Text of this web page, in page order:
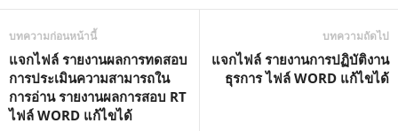
บทความก่อนหน้านี้
แจกไฟล์ รายงานผลการทดสอบ
การประเมินความสามารถใน
การอ่าน รายงานผลการสอบ RT
ไฟล์ WORD แก้ไขได้
บทความถัดไป
แจกไฟล์ รายงานการปฏิบัติงาน
ธุรการ ไฟล์ WORD แก้ไขได้